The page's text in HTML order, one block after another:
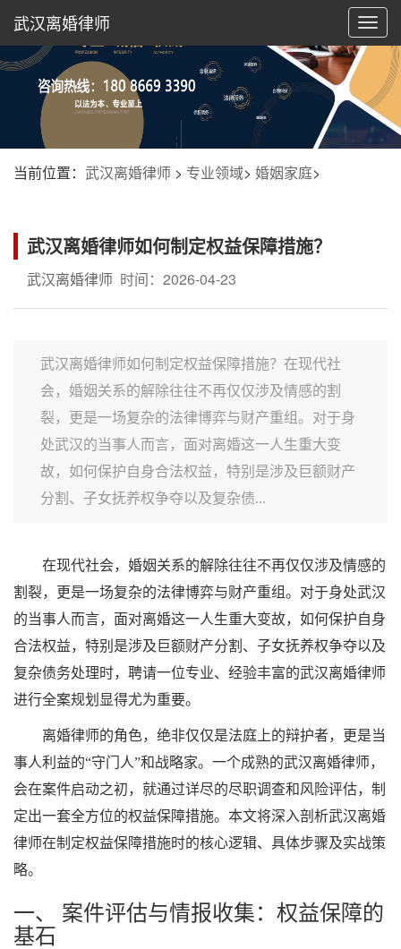
切
换
航
武汉离婚律师
当前位置： 武汉离婚律师 > 专业领域> 婚姻家庭>
武汉离婚律师如何制定权益保障措施？
武汉离婚律师 时间：2026-04-23
武汉离婚律师如何制定权益保障措施？在现代社
会，婚姻关系的解除往往不再仅仅涉及情感的割
裂，更是一场复杂的法律博弈与财产重组。对于身
处武汉的当事人而言，面对离婚这一人生重大变
故，如何保护自身合法权益，特别是涉及巨额财产
分割、子女抚养权争夺以及复杂债...
在现代社会，婚姻关系的解除往往不再仅仅涉及情感的
割裂，更是一场复杂的法律博弈与财产重组。对于身处武汉
的当事人而言，面对离婚这一人生重大变故，如何保护自身
合法权益，特别是涉及巨额财产分割、子女抚养权争夺以及
复杂债务处理时，聘请一位专业、经验丰富的武汉离婚律师
进行全案规划显得尤为重要。
离婚律师的角色，绝非仅仅是法庭上的辩护者，更是当
事人利益的“守门人”和战略家。一个成熟的武汉离婚律师，
会在案件启动之初，就通过详尽的尽职调查和风险评估，制
定出一套全方位的权益保障措施。本文将深入剖析武汉离婚
律师在制定权益保障措施时的核心逻辑、具体步骤及实战策
略。
一、 案件评估与情报收集：权益保障的
基石